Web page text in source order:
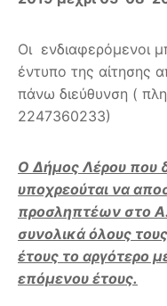
Οι ενδιαφερόμενοι
έντυπο της αίτησης
πάνω διεύθυνση (
2247360233)
O Δήμος Λέρου που
υποχρεούται να
προσληπτέων στο
συνολικά όλους
έτους το αργότερο
επόμενου έτους.